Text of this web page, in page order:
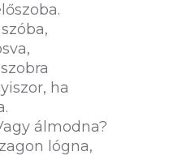
ha
álmodna?
lógna,